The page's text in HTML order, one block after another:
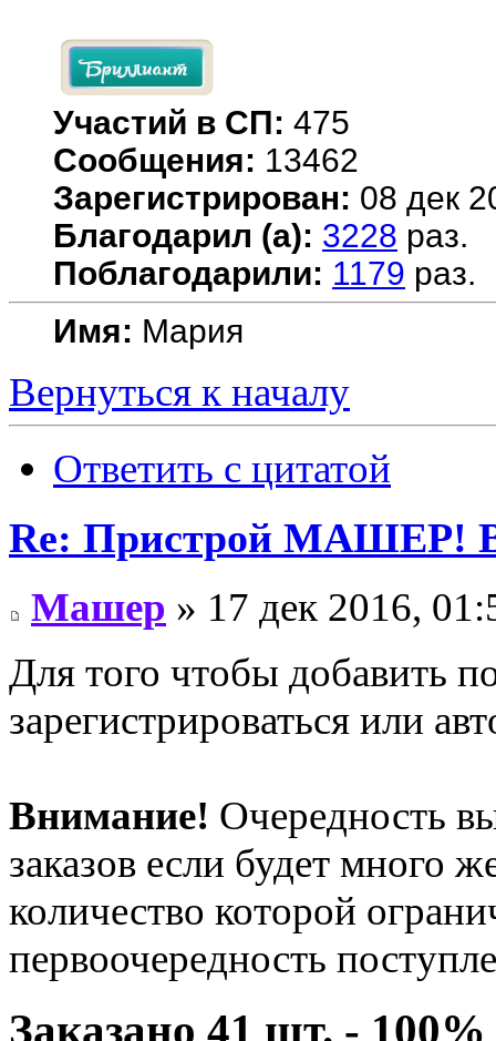
Участий в СП: 475
Сообщения: 13462
Зарегистрирован: 08 дек
Благодарил (а): 3228 раз.
Поблагодарили: 1179 раз.
Имя: Мария
Вернуться к началу
Ответить с цитатой
Re: Пристрой МАШЕР!
Машер » 17 дек 2016,
Для того чтобы добавить
зарегистрироваться или
Внимание! Очередность
заказов если будет много
количество которой
первоочередность
Заказано 41 шт. -